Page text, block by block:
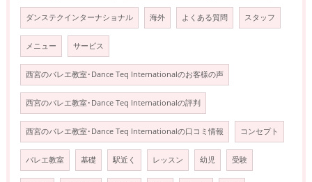
ダンステクインターナショナル 海外 よくある質問 スタッフ
メニュー サービス
西宮のバレエ教室･Dance Teq Internationalのお客様の声
西宮のバレエ教室･Dance Teq Internationalの評判
西宮のバレエ教室･Dance Teq Internationalの口コミ情報 コンセプト
バレエ教室 基礎 駅近く レッスン 幼児 受験